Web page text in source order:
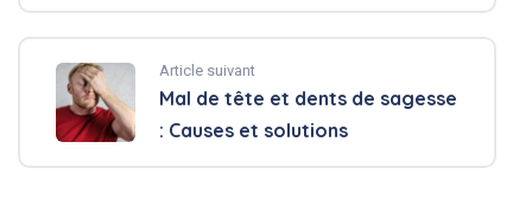
Article suivant
Mal de tête et dents de sagesse
: Causes et solutions